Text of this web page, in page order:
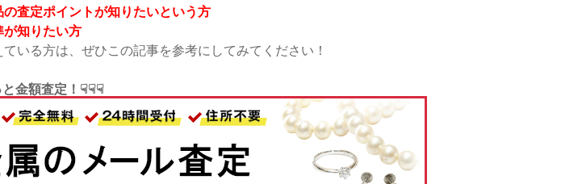
の査定ポイントが知りたいという方
が知りたい方
いる方は、ぜひこの記事を参考にしてみてください！
金額査定！☟☟☟